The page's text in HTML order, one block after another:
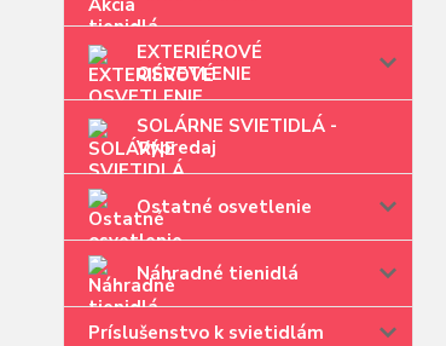
EXTERIÉROVÉ
OSVETLENIE
SOLÁRNE SVIETIDLÁ -
Výpredaj
Ostatné osvetlenie
Náhradné tienidlá
Príslušenstvo k svietidlám